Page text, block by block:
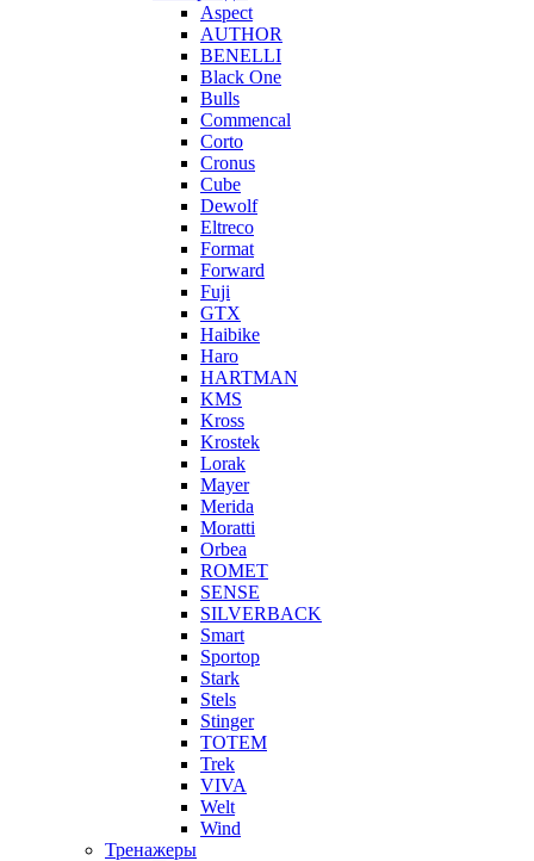
Aspect
AUTHOR
BENELLI
Black One
Bulls
Commencal
Corto
Cronus
Cube
Dewolf
Eltreco
Format
Forward
Fuji
GTX
Haibike
Haro
HARTMAN
KMS
Kross
Krostek
Lorak
Mayer
Merida
Moratti
Orbea
ROMET
SENSE
SILVERBACK
Smart
Sportop
Stark
Stels
Stinger
TOTEM
Trek
VIVA
Welt
Wind
Тренажеры